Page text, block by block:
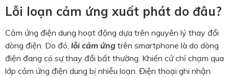
Lỗi loạn cảm ứng xuất phát do đâu?
Cảm ứng điện dung hoạt động dựa trên nguyên lý thay đổi
dòng điện. Do đó, lỗi cảm ứng trên smartphone là do dòng
điện đang có sự thay đổi bất thường. Khiến cử chỉ chạm qua
lớp cảm ứng điện dung bị nhiễu loạn. Điện thoại ghi nhận